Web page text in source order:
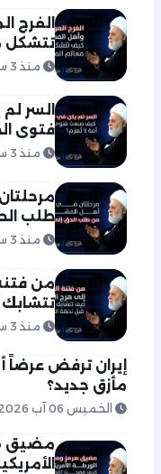
الفرج
تتشكل
منذ 3 ساعة
السر
فتوى
منذ 3 ساعة
طلب
منذ 3 ساعة
من
منذ 3 ساعة
إيران ترفض
مأزق جديد؟
الخميس 06 آب 2026
مضيق